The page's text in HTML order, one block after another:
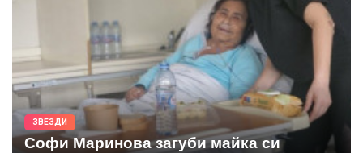
ЗВЕЗДИ
Софи Маринова загуби майка си